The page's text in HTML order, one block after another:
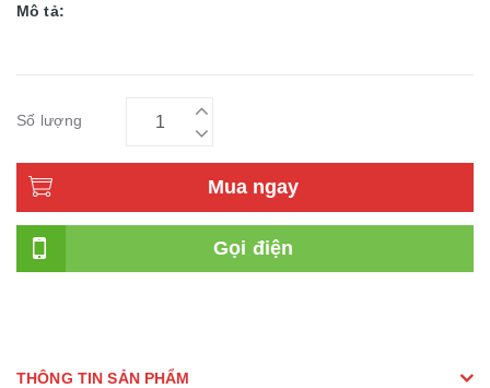
Mô tả:
Số lượng
Mua ngay
Gọi điện
THÔNG TIN SẢN PHẨM